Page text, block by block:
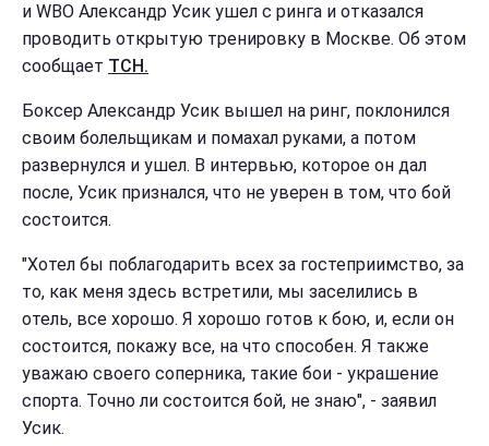
и WBO Александр Усик ушел с ринга и отказался
проводить открытую тренировку в Москве. Об этом
сообщает ТСН.
Боксер Александр Усик вышел на ринг, поклонился
своим болельщикам и помахал руками, а потом
развернулся и ушел. В интервью, которое он дал
после, Усик признался, что не уверен в том, что бой
состоится.
"Хотел бы поблагодарить всех за гостеприимство, за
то, как меня здесь встретили, мы заселились в
отель, все хорошо. Я хорошо готов к бою, и, если он
состоится, покажу все, на что способен. Я также
уважаю своего соперника, такие бои - украшение
спорта. Точно ли состоится бой, не знаю", - заявил
Усик.